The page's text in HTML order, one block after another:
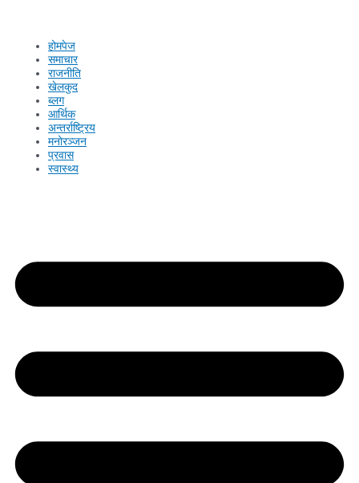
होमपेज
समाचार
राजनीति
खेलकुद
ब्लग
आर्थिक
अन्तर्राष्ट्रिय
मनोरञ्जन
प्रवास
स्वास्थ्य